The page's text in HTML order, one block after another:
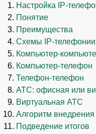
Настройка IP-
Понятие
Преимущества
Схемы IP-телефонии
Компьютер-
Компьютер-телефон
Телефон-телефон
АТС: офисная или
Виртуальная АТС
Алгоритм внедрения
Подведение итогов